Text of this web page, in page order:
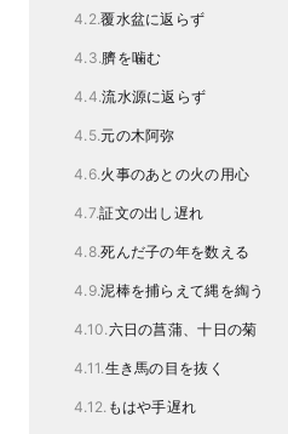
覆水盆に返らず
臍を噛む
流水源に返らず
元の木阿弥
火事のあとの火の用心
証文の出し遅れ
死んだ子の年を数える
泥棒を捕らえて縄を綯う
六日の菖蒲、十日の菊
生き馬の目を抜く
もはや手遅れ